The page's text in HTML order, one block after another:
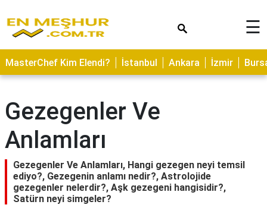
ASTROLOJİ
SAĞLIK
TARİFLERİ
GEZİLECEK
YERLER
CİLT
BAKIMI
NEDİR
☰
MasterChef Kim Elendi? İstanbul Ankara İzmir
Gezegenler Ve
Anlamları
Gezegenler Ve Anlamları, Hangi gezegen neyi temsil
ediyo?, Gezegenin anlamı nedir?, Astrolojide
gezegenler nelerdir?, Aşk gezegeni hangisidir?,
Satürn neyi simgeler?